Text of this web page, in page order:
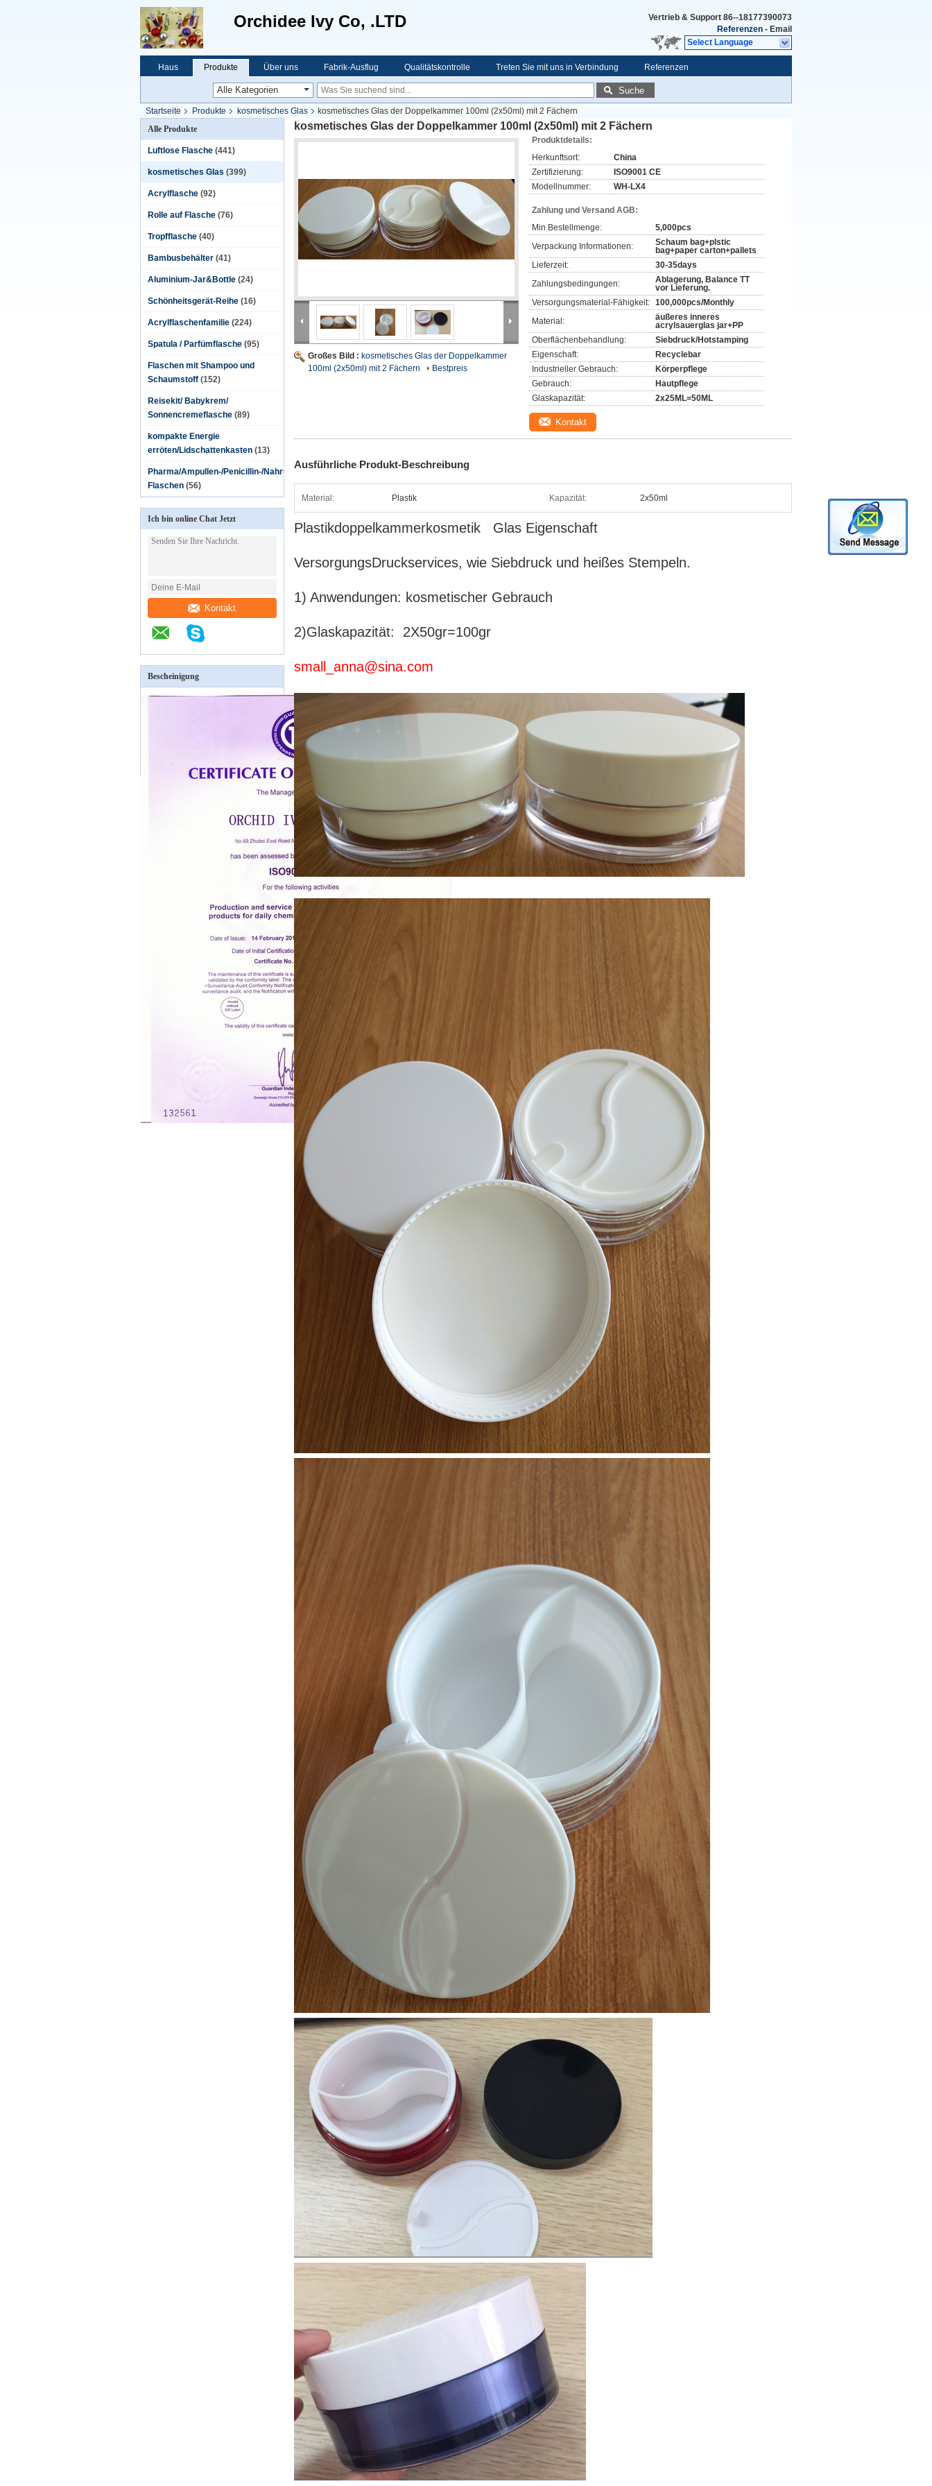
Orchidee Ivy Co, .LTD Vertrieb & Support 86--18177390073
Referenzen - Email
Select Language
Haus Produkte Über uns Fabrik-Ausflug Qualitätskontrolle Treten Sie mit uns in Verbindung Referenzen
Suche
Startseite Produkte kosmetisches Glas
kosmetisches Glas der Doppelkammer 100ml (2x50ml) mit 2 Fächern
Alle Produkte
Luftlose Flasche (441)
kosmetisches Glas (399)
Acrylflasche (92)
Rolle auf Flasche (76)
Tropfflasche (40)
Bambusbehälter (41)
Aluminium-Jar&Bottle (24)
Schönheitsgerät-Reihe (16)
Acrylflaschenfamilie (224)
Spatula / Parfümflasche (95)
Flaschen mit Shampoo und
Schaumstoff (152)
Reisekit/ Babykrem/
Sonnencremeflasche (89)
kompakte Energie
erröten/Lidschattenkasten (13)
Pharma/Ampullen-/Penicillin-/Nahrungsmittel-/Pill-
Flaschen (56)
Ich bin online Chat Jetzt
Kontakt
Bescheinigung
kosmetisches Glas der Doppelkammer 100ml (2x50ml) mit 2 Fächern
Großes Bild : kosmetisches Glas der Doppelkammer
100ml (2x50ml) mit 2 Fächern
Bestpreis
Produktdetails:
Herkunftsort:
China
Zertifizierung:
ISO9001 CE
Modellnummer:
WH-LX4
Zahlung und Versand AGB:
Min Bestellmenge:
5,000pcs
Verpackung Informationen:
Schaum bag+plstic
bag+paper carton+pallets
Lieferzeit:
30-35days
Zahlungsbedingungen:
Ablagerung, Balance TT
vor Lieferung.
Versorgungsmaterial-Fähigkeit: 100,000pcs/Monthly
Material:
äußeres inneres
acrylsauerglas jar+PP
Oberflächenbehandlung:
Siebdruck/Hotstamping
Eigenschaft:
Recyclebar
Industrieller Gebrauch:
Körperpflege
Gebrauch:
Hautpflege
Glaskapazität:
2x25ML=50ML
Kontakt
Ausführliche Produkt-Beschreibung
Material: Plastik Kapazität: 2x50ml
Plastikdoppelkammerkosmetik Glas Eigenschaft
VersorgungsDruckservices, wie Siebdruck und heißes Stempeln.
1) Anwendungen: kosmetischer Gebrauch
2)Glaskapazität: 2X50gr=100gr
small_anna@sina.com